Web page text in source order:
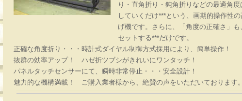
金切鋏 銀印
り・直角折り・鈍角折りなどの最適角
していくだけ***という、画期的操作性
げ機です。さらに、「角度の正確さ」
セットする***だけです。
正確な角度折り・・・時計式ダイヤル制御方式採用により、簡単操作！
抜群の効率アップ！ ハゼ折ツブシがきれいにワンタッチ！
パネルタッチセンサーにて、瞬時非常停止・・・安全設計！
魅力的な機構満載！ ご購入業者様から、絶賛の声をいただいております。